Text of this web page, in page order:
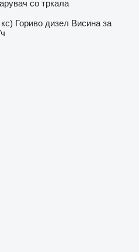
со тркала
Гориво дизел Висина за